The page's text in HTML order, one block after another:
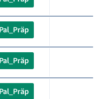
Pal_Präp
Pal_Präp
Pal_Präp